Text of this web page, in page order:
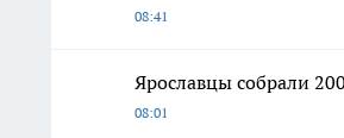
08:41
Ярославцы собрали
08:01